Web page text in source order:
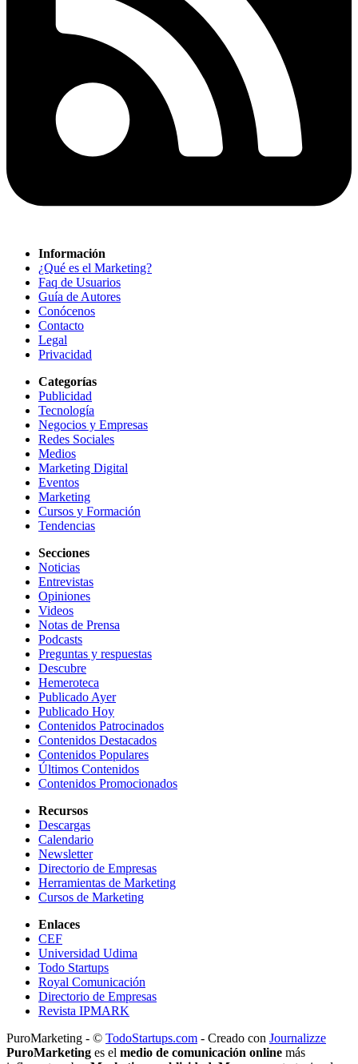
Información
¿Qué es el Marketing?
Faq de Usuarios
Guía de Autores
Conócenos
Contacto
Legal
Privacidad
Categorías
Publicidad
Tecnología
Negocios y Empresas
Redes Sociales
Medios
Marketing Digital
Eventos
Marketing
Cursos y Formación
Tendencias
Secciones
Noticias
Entrevistas
Opiniones
Videos
Notas de Prensa
Podcasts
Preguntas y respuestas
Descubre
Hemeroteca
Publicado Ayer
Publicado Hoy
Contenidos Patrocinados
Contenidos Destacados
Contenidos Populares
Últimos Contenidos
Contenidos Promocionados
Recursos
Descargas
Calendario
Newsletter
Directorio de Empresas
Herramientas de Marketing
Cursos de Marketing
Enlaces
CEF
Universidad Udima
Todo Startups
Royal Comunicación
Directorio de Empresas
Revista IPMARK
PuroMarketing - © TodoStartups.com - Creado con Journalizze
PuroMarketing es el medio de comunicación online más